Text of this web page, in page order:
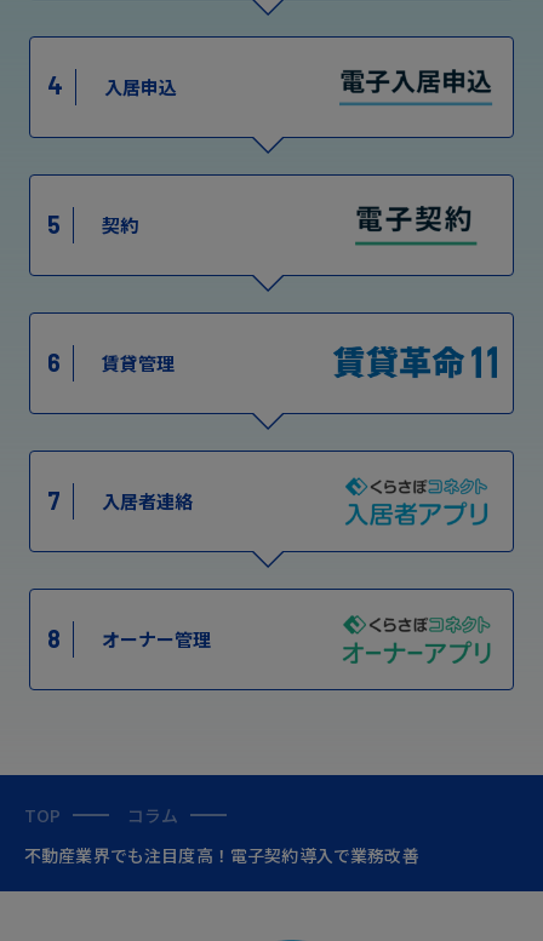
4 入居申込
5 契約
6 賃貸管理
7 入居者連絡
8 オーナー管理
TOP
コラム
不動産業界でも注目度高！電子契約導入で業務改善